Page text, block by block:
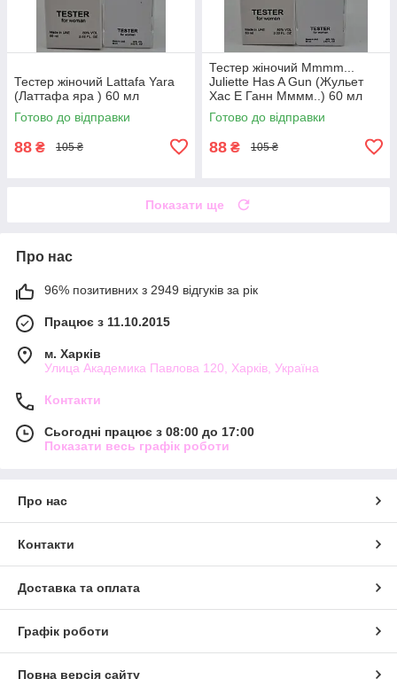
Тестер жіночий Lattafa Yara
(Латтафа яра ) 60 мл
Готово до відправки
88 ₴ 105 ₴
Тестер жіночий Mmmm...
Juliette Has A Gun (Жульет
Хас Е Ганн Мммм..) 60 мл
Готово до відправки
88 ₴ 105 ₴
Показати ще
Про нас
96% позитивних з 2949 відгуків за рік
Працює з 11.10.2015
м. Харків
Улица Академика Павлова 120, Харків, Україна
Контакти
Сьогодні працює з 08:00 до 17:00
Показати весь графік роботи
Про нас
Контакти
Доставка та оплата
Графік роботи
Повна версія сайту